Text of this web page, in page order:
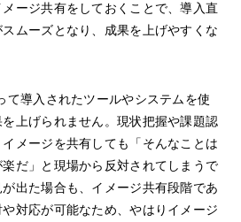
ージ共有をしておくことで、導入直
ムーズとなり、成果を上げやすくな
て導入されたツールやシステムを使
上げられません。現状把握や課題認
メージを共有しても「そんなことは
だ」と現場から反対されてしまうで
出た場合も、イメージ共有段階であ
対応が可能なため、やはりイメージ